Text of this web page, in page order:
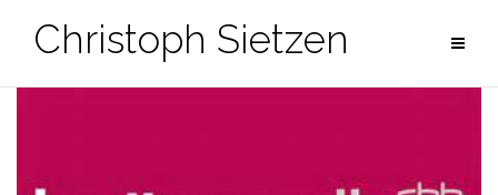
InhaltChristoph Sietzen